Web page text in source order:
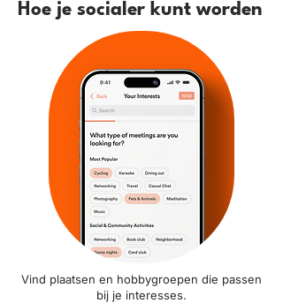
Hoe je socialer kunt worden
Vind plaatsen en hobbygroepen die passen
bij je interesses.